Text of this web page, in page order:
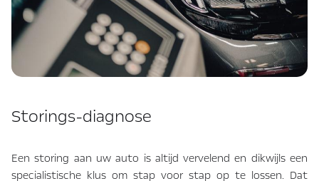
Storings-diagnose
Een storing aan uw auto is altijd vervelend en dikwijls een
specialistische klus om stap voor stap op te lossen. Dat